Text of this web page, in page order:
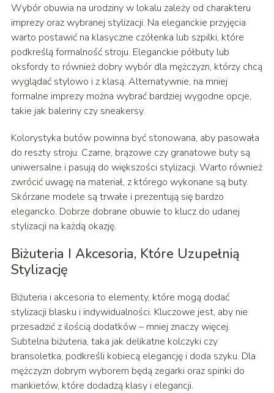
Wybór obuwia na urodziny w lokalu zależy od charakteru
imprezy oraz wybranej stylizacji. Na eleganckie przyjęcia
warto postawić na klasyczne czółenka lub szpilki, które
podkreślą formalność stroju. Eleganckie półbuty lub
oksfordy to również dobry wybór dla mężczyzn, którzy chcą
wyglądać stylowo i z klasą. Alternatywnie, na mniej
formalne imprezy można wybrać bardziej wygodne opcje,
takie jak baleriny czy sneakersy.
Kolorystyka butów powinna być stonowana, aby pasowała
do reszty stroju. Czarne, brązowe czy granatowe buty są
uniwersalne i pasują do większości stylizacji. Warto również
zwrócić uwagę na materiał, z którego wykonane są buty.
Skórzane modele są trwałe i prezentują się bardzo
elegancko. Dobrze dobrane obuwie to klucz do udanej
stylizacji na każdą okazję.
Biżuteria I Akcesoria, Które Uzupełnią
Stylizację
Biżuteria i akcesoria to elementy, które mogą dodać
stylizacji blasku i indywidualności. Kluczowe jest, aby nie
przesadzić z ilością dodatków – mniej znaczy więcej.
Subtelna biżuteria, taka jak delikatne kolczyki czy
bransoletka, podkreśli kobiecą elegancję i doda szyku. Dla
mężczyzn dobrym wyborem będą zegarki oraz spinki do
mankietów, które dodadzą klasy i elegancji.